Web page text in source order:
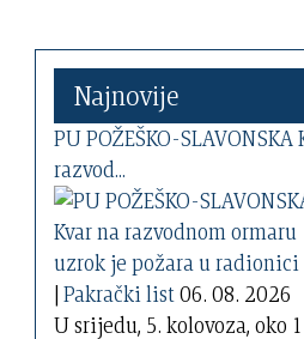
Najnovije
PU POŽEŠKO-SLAVONSKA
razvod...
|Pakrački list06. 08. 2026
U srijedu, 5. kolovoza, oko